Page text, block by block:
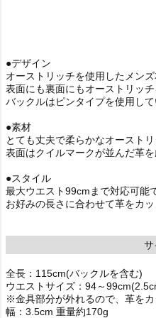
●デザイン
オーストリッチを使用したメンズ
表面にも裏面にもオーストリッ
バックルはピンタイプを使用して
●素材
とても丈夫で柔らかなオースト
表面はクイルマークが並んだ革を
●スタイル
最大ウエスト99cmまで対応可能
お好みの長さに合わせて革をカ
サ
全長：115cm(バックルを含む)
ウエストサイズ：94～
※金具部分が外れるので、革をカ
幅：3.5cm 重量約170g